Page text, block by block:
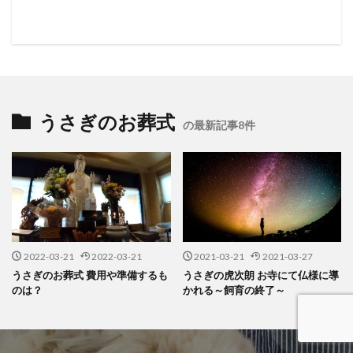
うさぎのお葬式 の最新記事8件
2022-03-21 2022-03-21
うさぎのお葬式 費用や準備するも
のは？
2021-03-21 2021-03-27
うさぎの虎次朗 お寺にて仏様に導
かれる～飼育の終了～